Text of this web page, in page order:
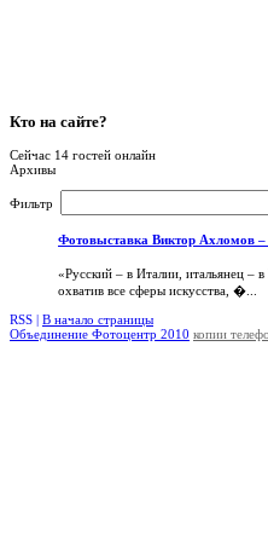
Кто на сайте?
Сейчас 14 гостей онлайн
Архивы
Фильтр
Фотовыставка Виктор Ахломов –
«Русский – в Италии, итальянец –
охватив все сферы искусства, �...
RSS | В начало страницы
Объединение Фотоцентр 2010 копии